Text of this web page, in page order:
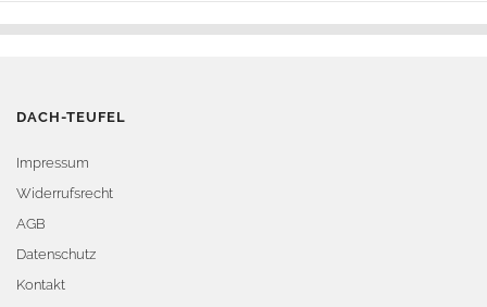
DACH-TEUFEL
Impressum
Widerrufsrecht
AGB
Datenschutz
Kontakt